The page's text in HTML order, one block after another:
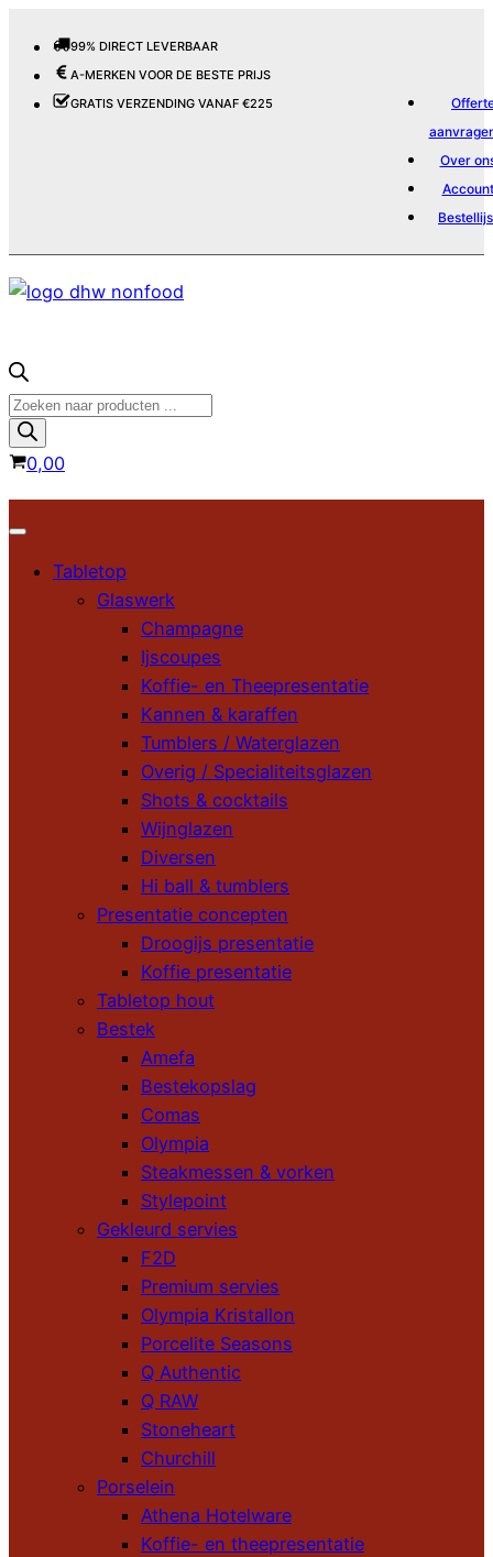
99% DIRECT LEVERBAAR
A-MERKEN VOOR DE BESTE PRIJS
GRATIS VERZENDING VANAF €225
Over
Account
Producten
zoeken
0,00
Tabletop
Glaswerk
Champagne
Ijscoupes
Koffie- en Theepresentatie
Kannen & karaffen
Tumblers / Waterglazen
Overig / Specialiteitsglazen
Shots & cocktails
Wijnglazen
Diversen
Hi ball & tumblers
Presentatie concepten
Droogijs presentatie
Koffie presentatie
Tabletop hout
Bestek
Amefa
Bestekopslag
Comas
Olympia
Steakmessen & vorken
Stylepoint
Gekleurd servies
F2D
Premium servies
Olympia Kristallon
Porcelite Seasons
Q Authentic
Q RAW
Stoneheart
Churchill
Porselein
Athena Hotelware
Koffie- en theepresentatie